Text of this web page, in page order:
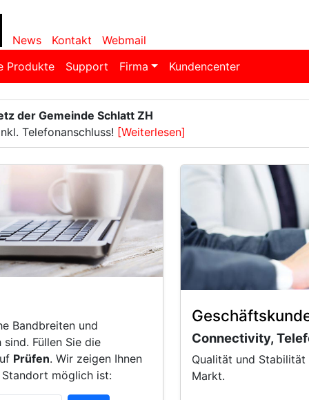
News Kontakt
Webmail
Produkte Support Firma Kundencenter
der Gemeinde Schlatt ZH
Telefonanschluss! [Weiterlesen]
Bandbreiten und
Füllen Sie die
Prüfen. Wir zeigen Ihnen
Standort möglich ist:
Connectivity,
Qualität und Stabilität
Markt.